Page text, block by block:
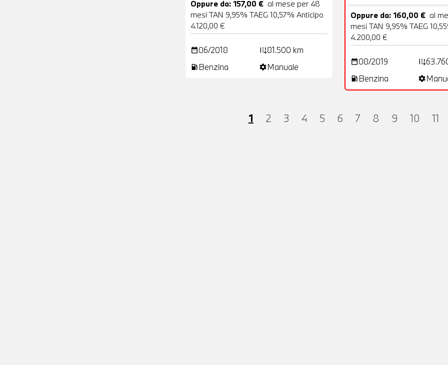
Oppure da: 157,00 € al mese per 48
mesi TAN 9,95% TAEG 10,57% Anticipo
4.120,00 €
date_range06/2018 add_road81.500 km
local_gas_station Benzina settingsManuale
Oppure da: 160,00 € al
mesi TAN 9,95% TAEG
4.200,00 €
date_range08/2019 add_road
local_gas_station Benzina settings
1 2 3 4 5 6 7 8 9 10 11